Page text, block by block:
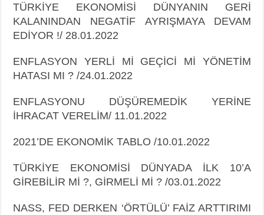
TÜRKİYE EKONOMİSİ DÜNYANIN GERİ
KALANINDAN NEGATİF AYRIŞMAYA DEVAM
EDİYOR !/ 28.01.2022
ENFLASYON YERLİ Mİ GEÇİCİ Mİ YÖNETİM
HATASI MI ? /24.01.2022
ENFLASYONU DÜŞÜREMEDİK YERİNE
İHRACAT VERELİM/ 11.01.2022
2021’DE EKONOMİK TABLO /10.01.2022
TÜRKİYE EKONOMİSİ DÜNYADA İLK 10’A
GİREBİLİR Mİ ?, GİRMELİ Mİ ? /03.01.2022
NASS, FED DERKEN ‘ÖRTÜLÜ’ FAİZ ARTTIRIMI